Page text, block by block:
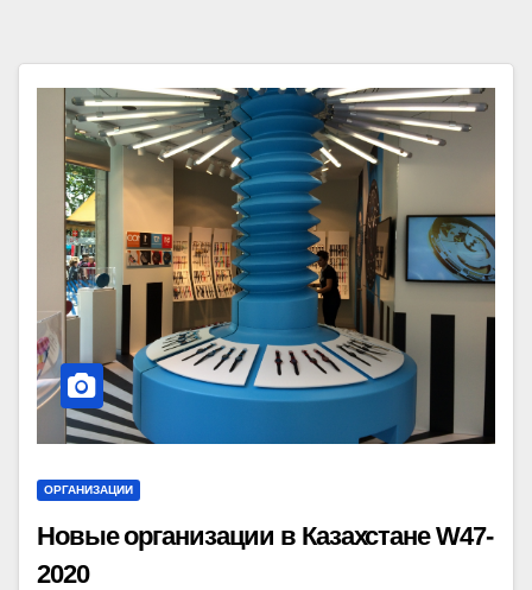
ОРГАНИЗАЦИИ
Новые организации в Казахстане W47-
2020